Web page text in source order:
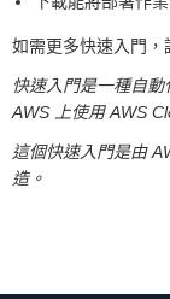
如需更多快速入門，
快速入門是一種自
AWS 上使用 AWS
這個快速入門是由
造。